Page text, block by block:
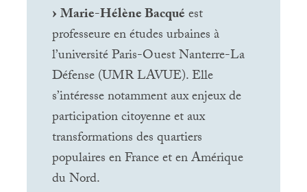
Marie-Hélène Bacquéest
professeure en études urbaines à
l’université Paris-Ouest Nanterre-La
Défense (UMRLAVUE). Elle
s’intéresse notamment aux enjeux de
participation citoyenne et aux
transformations des quartiers
populaires en France et en Amérique
du Nord.